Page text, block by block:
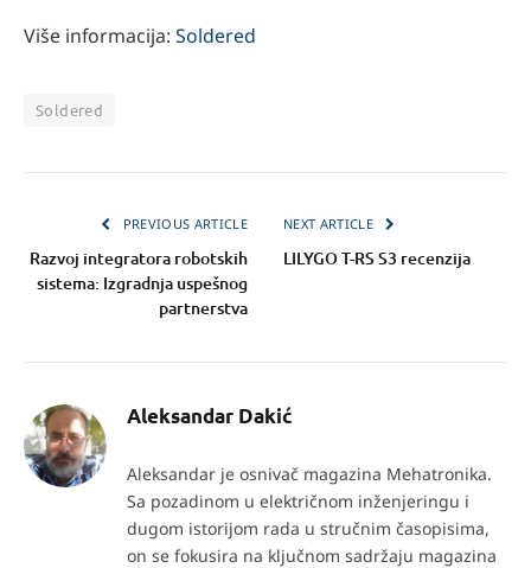
Više informacija: Soldered
Soldered
PREVIOUS ARTICLE
Razvoj integratora robotskih
sistema: Izgradnja uspešnog
partnerstva
NEXT ARTICLE
LILYGO T-RS S3 recenzija
Aleksandar Dakić
Aleksandar je osnivač magazina Mehatronika.
Sa pozadinom u električnom inženjeringu i
dugom istorijom rada u stručnim časopisima,
on se fokusira na ključnom sadržaju magazina